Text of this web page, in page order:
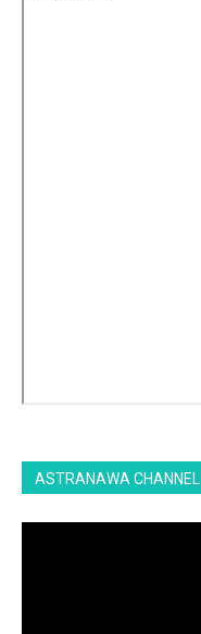
ASTRANAWA CHANNEL